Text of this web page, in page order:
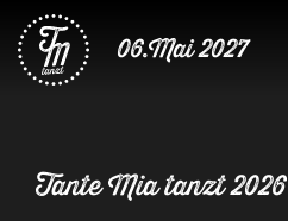
06.Mai 2027
Tante Mia tanzt 2026